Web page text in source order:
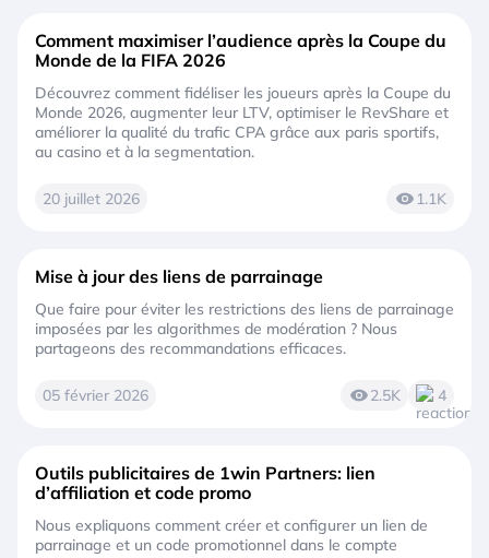
Comment maximiser l’audience après la Coupe du
Monde de la FIFA 2026
Découvrez comment fidéliser les joueurs après la Coupe du
Monde 2026, augmenter leur LTV, optimiser le RevShare et
améliorer la qualité du trafic CPA grâce aux paris sportifs,
au casino et à la segmentation.
20 juillet 2026 1.1K
Mise à jour des liens de parrainage
Que faire pour éviter les restrictions des liens de parrainage
imposées par les algorithmes de modération ? Nous
partageons des recommandations efficaces.
05 février 2026 2.5K 4
Outils publicitaires de 1win Partners: lien
d’affiliation et code promo
Nous expliquons comment créer et configurer un lien de
parrainage et un code promotionnel dans le compte